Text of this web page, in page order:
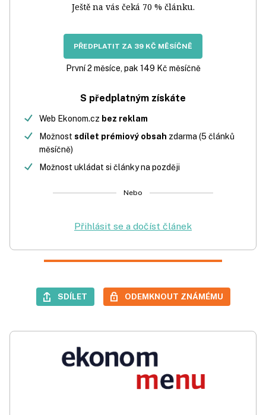
Ještě na vás čeká 70 % článku.
PŘEDPLATIT ZA 39 KČ MĚSÍČNĚ
První 2 měsíce, pak 149 Kč měsíčně
S předplatným získáte
Web Ekonom.cz bez reklam
Možnost sdílet prémiový obsah zdarma (5 článků
měsíčně)
Možnost ukládat si články na později
Nebo
Přihlásit se a dočíst článek
SDÍLET ODEMKNOUT ZNÁMÉMU